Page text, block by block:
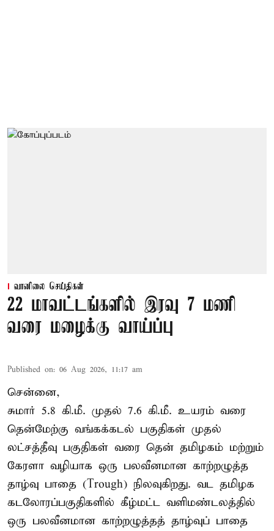
வானிலை செய்திகள்
22 மாவட்டங்களில் இரவு 7 மணி
வரை மழைக்கு வாய்ப்பு
Published on: 06 Aug 2026, 11:17 am
சென்னை,
சுமார் 5.8 கி.மீ. முதல் 7.6 கி.மீ. உயரம் வரை
தென்மேற்கு வங்கக்கடல் பகுதிகள் முதல்
லட்சத்தீவு பகுதிகள் வரை தென் தமிழகம் மற்றும்
கேரளா வழியாக ஒரு பலவீனமான காற்றழுத்த
தாழ்வு பாதை (Trough) நிலவுகிறது. வட தமிழக
கடலோரப்பகுதிகளில் கீழ்மட்ட வளிமண்டலத்தில்
ஒரு பலவீனமான காற்றழுத்தத் தாழ்வுப் பாதை